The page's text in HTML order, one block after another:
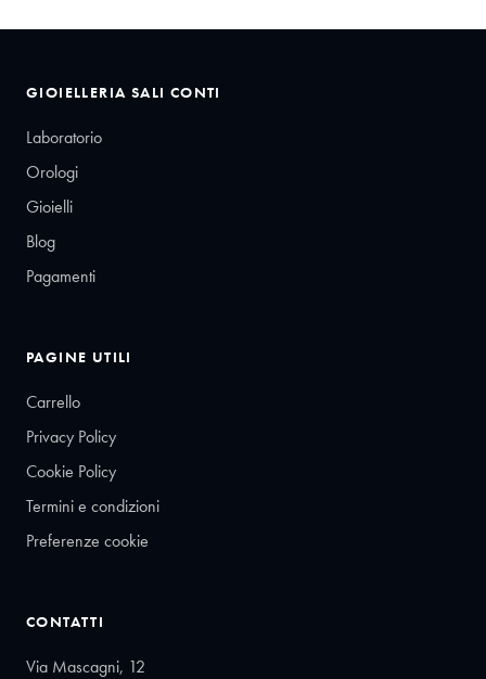
GIOIELLERIA SALI CONTI
Laboratorio
Orologi
Gioielli
Blog
Pagamenti
PAGINE UTILI
Carrello
Privacy Policy
Cookie Policy
Termini e condizioni
Preferenze cookie
CONTATTI
Via Mascagni, 12